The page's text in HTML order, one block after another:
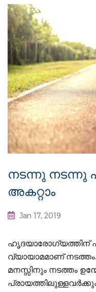
നടന്നു
അകറ്റാം
Jan 17, 2019
ഹൃദയാരോഗ്യത്തിന്
വ്യായാമമാണ്
മനസ്സിനും നടത്തം